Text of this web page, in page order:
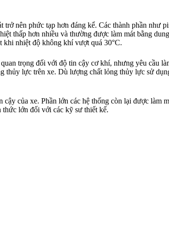
nên phức tạp hơn đáng kể. Các thành phần như
thấp hơn nhiều và thường được làm mát bằng
khi nhiệt độ không khí vượt quá 30°C.
trọng đối với độ tin cậy cơ khí, nhưng yêu cầu
lực trên xe. Dù lượng chất lỏng thủy lực sử
của xe. Phần lớn các hệ thống còn lại được làm
thức lớn đối với các kỹ sư thiết kế.